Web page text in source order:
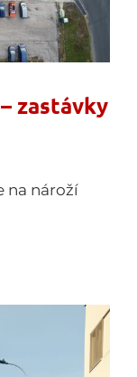
zastávky
na nároží